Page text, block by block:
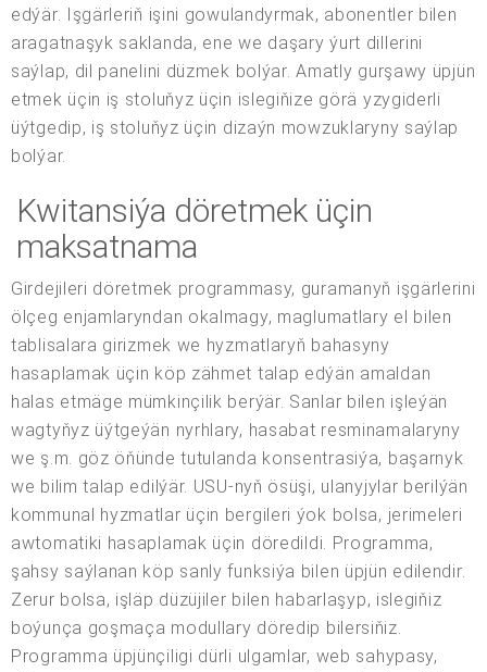
edýär. Işgärleriň işini gowulandyrmak, abonentler bilen
aragatnaşyk saklanda, ene we daşary ýurt dillerini
saýlap, dil panelini düzmek bolýar. Amatly gurşawy üpjün
etmek üçin iş stoluňyz üçin islegiňize görä yzygiderli
üýtgedip, iş stoluňyz üçin dizaýn mowzuklaryny saýlap
bolýar.
Kwitansiýa döretmek üçin
maksatnama
Girdejileri döretmek programmasy, guramanyň işgärlerini
ölçeg enjamlaryndan okalmagy, maglumatlary el bilen
tablisalara girizmek we hyzmatlaryň bahasyny
hasaplamak üçin köp zähmet talap edýän amaldan
halas etmäge mümkinçilik berýär. Sanlar bilen işleýän
wagtyňyz üýtgeýän nyrhlary, hasabat resminamalaryny
we ş.m. göz öňünde tutulanda konsentrasiýa, başarnyk
we bilim talap edilýär. USU-nyň ösüşi, ulanyjylar berilýän
kommunal hyzmatlar üçin bergileri ýok bolsa, jerimeleri
awtomatiki hasaplamak üçin döredildi. Programma,
şahsy saýlanan köp sanly funksiýa bilen üpjün edilendir.
Zerur bolsa, işläp düzüjiler bilen habarlaşyp, islegiňiz
boýunça goşmaça modullary döredip bilersiňiz.
Programma üpjünçiligi dürli ulgamlar, web sahypasy,